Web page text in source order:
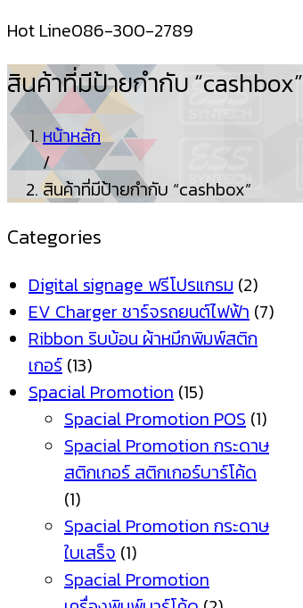
Hot Line086-300-2789
สินค้าที่มีป้ายกำกับ “cashbox”
หน้าหลัก
/
สินค้าที่มีป้ายกำกับ “cashbox”
Categories
Digital signage ฟรีโปรแกรม (2)
EV Charger ชาร์จรถยนต์ไฟฟ้า (7)
Ribbon ริบบ้อน ผ้าหมึกพิมพ์สติก
เกอร์ (13)
Spacial Promotion (15)
Spacial Promotion POS (1)
Spacial Promotion กระดาษ
สติกเกอร์ สติกเกอร์บาร์โค้ด
(1)
Spacial Promotion กระดาษ
ใบเสร็จ (1)
Spacial Promotion